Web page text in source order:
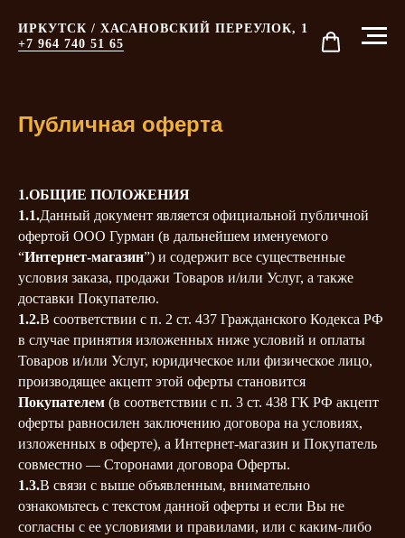
ИРКУТСК / ХАСАНОВСКИЙ ПЕРЕУЛОК, 1
+7 964 740 51 65
Публичная оферта
1.ОБЩИЕ ПОЛОЖЕНИЯ
1.1.Данный документ является официальной публичной
офертой ООО Гурман (в дальнейшем именуемого
“Интернет-магазин”) и содержит все существенные
условия заказа, продажи Товаров и/или Услуг, а также
доставки Покупателю.
1.2.В соответствии с п. 2 ст. 437 Гражданского Кодекса РФ
в случае принятия изложенных ниже условий и оплаты
Товаров и/или Услуг, юридическое или физическое лицо,
производящее акцепт этой оферты становится
Покупателем (в соответствии с п. 3 ст. 438 ГК РФ акцепт
оферты равносилен заключению договора на условиях,
изложенных в оферте), а Интернет-магазин и Покупатель
совместно — Сторонами договора Оферты.
1.3.В связи с выше объявленным, внимательно
ознакомьтесь с текстом данной оферты и если Вы не
согласны с ее условиями и правилами, или с каким-либо